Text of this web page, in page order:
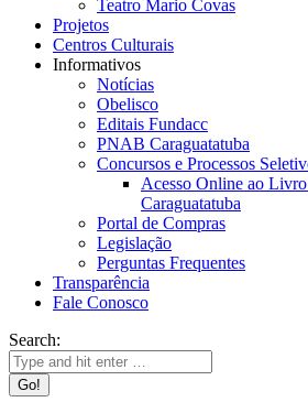
Teatro Mario Covas
Projetos
Centros Culturais
Informativos
Notícias
Obelisco
Editais Fundacc
PNAB Caraguatatuba
Concursos e Processos
Acesso Online ao
Caraguatatuba
Portal de Compras
Legislação
Perguntas Frequentes
Transparência
Fale Conosco
Search: